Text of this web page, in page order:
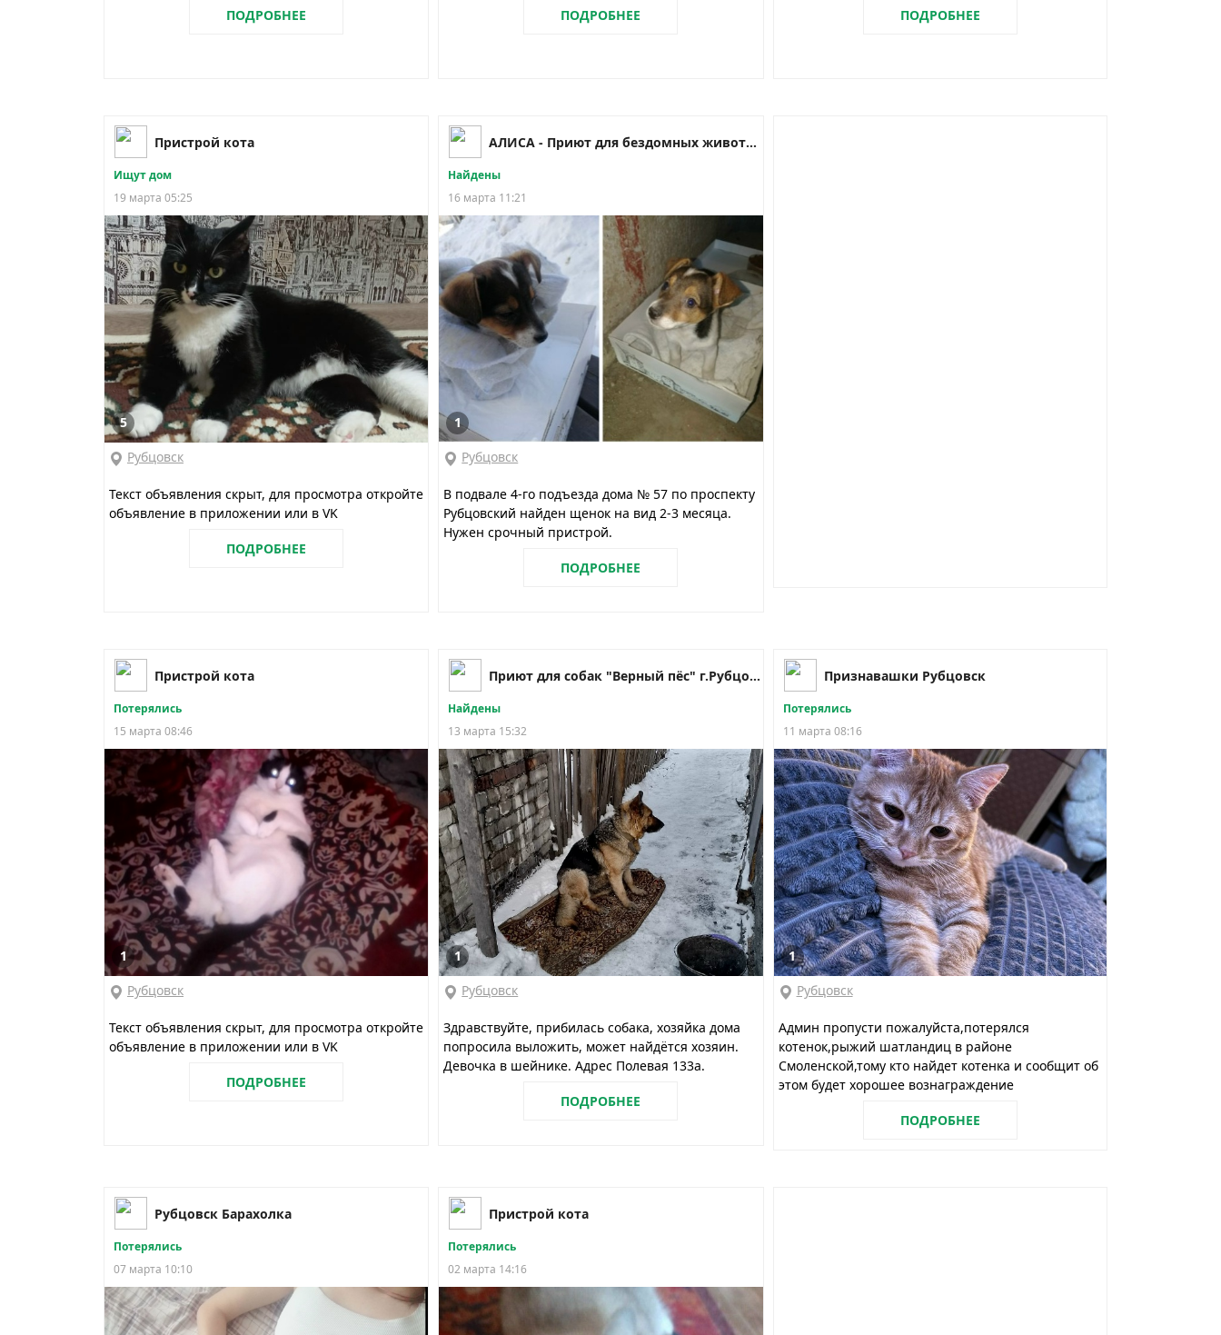
ПОДРОБНЕЕ ПОДРОБНЕЕ ПОДРОБНЕЕ
Пристрой кота
Ищут дом
19 марта 05:25
5
Рубцовск
Текст объявления скрыт, для просмотра откройте
объявление в приложении или в VK
ПОДРОБНЕЕ
АЛИСА - Приют для бездомных животных Рубцовск
Найдены
16 марта 11:21
1
Рубцовск
В подвале 4-го подъезда дома № 57 по проспекту
Рубцовский найден щенок на вид 2-3 месяца.
Нужен срочный пристрой.
ПОДРОБНЕЕ
Пристрой кота
Потерялись
15 марта 08:46
1
Рубцовск
Текст объявления скрыт, для просмотра откройте
объявление в приложении или в VK
ПОДРОБНЕЕ
Приют для собак "Верный пёс" г.Рубцовск
Найдены
13 марта 15:32
1
Рубцовск
Здравствуйте, прибилась собака, хозяйка дома
попросила выложить, может найдётся хозяин.
Девочка в шейнике. Адрес Полевая 133а.
ПОДРОБНЕЕ
Признавашки Рубцовск
Потерялись
11 марта 08:16
1
Рубцовск
Админ пропусти пожалуйста,потерялся
котенок,рыжий шатландиц в районе
Смоленской,тому кто найдет котенка и сообщит об
этом будет хорошее вознаграждение
ПОДРОБНЕЕ
Рубцовск Барахолка
Потерялись
07 марта 10:10
Пристрой кота
Потерялись
02 марта 14:16